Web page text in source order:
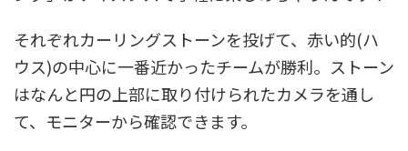
それぞれカーリングストーンを投げて、赤い的(ハ
ウス)の中心に一番近かったチームが勝利。ストーン
はなんと円の上部に取り付けられたカメラを通し
て、モニターから確認できます。